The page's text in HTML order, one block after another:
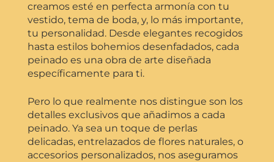
creamos esté en perfecta armonía con tu
vestido, tema de boda, y, lo más importante,
tu personalidad. Desde elegantes recogidos
hasta estilos bohemios desenfadados, cada
peinado es una obra de arte diseñada
específicamente para ti.
Pero lo que realmente nos distingue son los
detalles exclusivos que añadimos a cada
peinado. Ya sea un toque de perlas
delicadas, entrelazados de flores naturales, o
accesorios personalizados, nos aseguramos